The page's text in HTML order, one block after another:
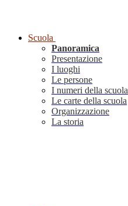
Scuola
Panoramica
Presentazione
I luoghi
Le persone
I numeri della scuola
Le carte della scuola
Organizzazione
La storia